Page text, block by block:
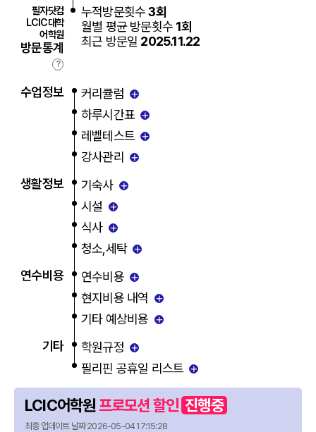
필자닷컴
LCIC대학
어학원
방문통계
?
누적방문횟수3회
월별 평균 방문횟수 1회
최근 방문일 2025.11.22
수업정보 커리큘럼 +
하루시간표 +
레벨테스트 +
강사관리 +
생활정보 기숙사 +
시설 +
식사 +
청소,세탁 +
연수비용 연수비용 +
현지비용 내역 +
기타 예상비용 +
기타 학원규정 +
필리핀 공휴일 리스트 +
LCIC어학원프로모션 할인 진행중
최종 업데이트 날짜 2026-05-04 17:15:28